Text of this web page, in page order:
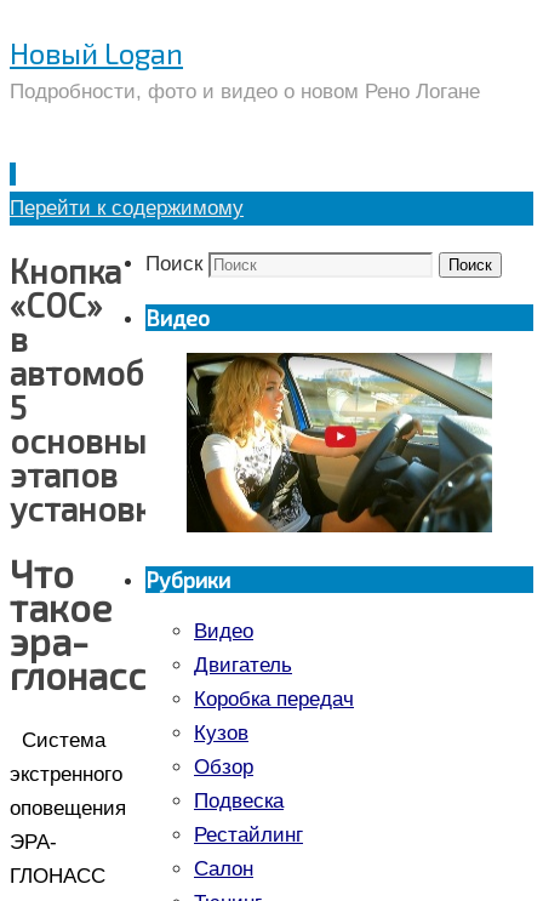
Новый Logan
Подробности, фото и видео о новом Рено Логане
Перейти к содержимому
Кнопка
«СОС»
в
автомобиле:
5
основных
этапов
установки
Что
такое
эра-
глонасс
Система
экстренного
оповещения
ЭРА-
ГЛОНАСС
Поиск Поиск
Видео
Рубрики
Видео
Двигатель
Коробка передач
Кузов
Обзор
Подвеска
Рестайлинг
Салон